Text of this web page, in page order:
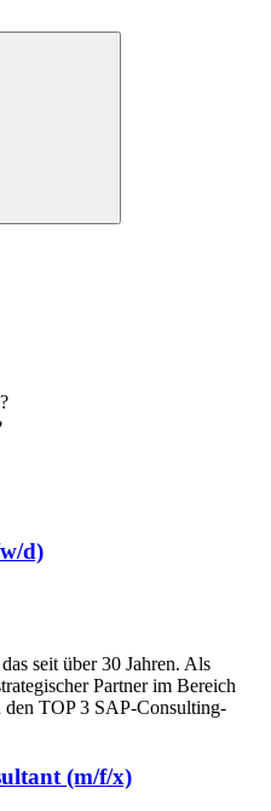
d)
seit über 30 Jahren. Als
Partner im Bereich
TOP 3 SAP-Consulting-
(m/f/x)